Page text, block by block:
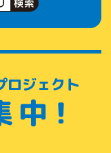
ロジェクト
！